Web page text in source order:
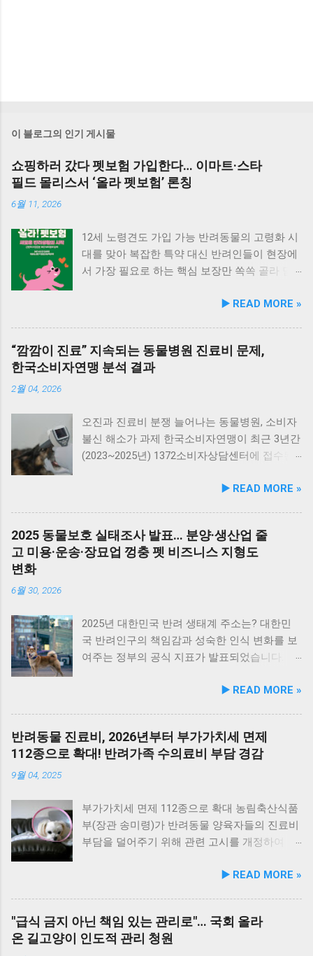
이 블로그의 인기 게시물
쇼핑하러 갔다 펫보험 가입한다… 이마트·스타
필드 몰리스서 ‘올라 펫보험’ 론칭
6월 11, 2026
12세 노령견도 가입 가능 반려동물의 고령화 시
대를 맞아 복잡한 특약 대신 반려인들이 현장에
서 가장 필요로 하는 핵심 보장만 쏙쏙 골라 담
DB손해보험과 공동으로 반려동물의 생애주기
된 ‘올라 펫보험’은 복잡하고 까다로운 특약 조
건들을 과감히 걷어내고, 일상적인 진료부터 장
책임까지 반려동물 생애 전반의 필수 보장만을
균형 있게 담아낸 것이 특징입니다. 본 상품은
전국 이마트 및 스타필드 내에 위치한 반려동물
상담 및 가입을 진행할 수 있습니다. ‘올라 펫보
다. 반려동물이 질병이나 상해로 인해 입원·통
원·수술 치료를 받을 경우, 횟수 제한 없이 사고
인 피부 질환이나 대사성 만성 질환, 혹은 장기
치료를 요하는 중증 질병에 걸리더라도 반려가
구의 병원비 부담을 획기적으로 낮출 수 있게 되
라… 최대 20세까지 안전하게 보장 보장 범위 역
기존 상품들과 달리, 영양 불균형이나 노화로 인
해 자주 발생하는 피부·구강 질환 등의 일상 질
환까지 보장 범위를 대폭 넓혔습니다. 또한, 반
려동물 고령화 추세에 맞춰 가입 문턱은 낮추고
보장 기간은 늘렸습니다. 가입 가능 연령을 만
▶️ READ MORE »
“깜깜이 진료” 지속되는 동물병원 진료비 문제,
한국소비자연맹 분석 결과
2월 04, 2026
오진과 진료비 분쟁 늘어나는 동물병원, 소비자
불신 해소가 과제 한국소비자연맹이 최근 3년간
(2023~2025년) 1372소비자상담센터에 접수된
과, 의료행위 관련 피해가 전체 53.8%, 진료비 관
되고 있음을 확인했습니다. 특히 진료비 사전
고지 부족과 설명 미흡 문제는 오히려 증가하는
건으로 다시 늘었는데, 이는 진료를 둘러싼 소비
자 불만이 여전히 해소되지 않았음을 의미합니
다. 소비자가 동물병원 방문 사유로는 예방접
등 검사가 높은 비중을 차지했으며, 골절이나 염
과 오진이 가장 많았으며, 오진 사례는 최근 다
시 증가하고 있습니다. 진료비 관련 피해는 과
지속적으로 증가해 동물병원 진료비 게시 제도
만으로는 소비자 보호에 한계가 있음을 보여줍
니다. 2025년 전국 3,950개소 동물병원을 대상
서 최고 11만원, 초진료는 1천원에서 6만1천원
비용도 혈액검사는 1만원에서 15만원, 영상검사
는 최대 32만5천원까지 편차가 컸습니다. 이는
▶️ READ MORE »
2025 동물보호 실태조사 발표… 분양·생산업 줄
고 미용·운송·장묘업 껑충 펫 비즈니스 지형도
변화
6월 30, 2026
2025년 대한민국 반려 생태계 주소는? 대한민
국 반려인구의 책임감과 성숙한 인식 변화를 보
여주는 정부의 공식 지표가 발표되었습니다. 농
「동물보호법」 제94조에 의거하여 매년 실시
했습니다. 이번 발표에서 가장 눈에 띄는 대목은
유기동물 구조 건수의 지속적인 감소와 반려동
더 성숙해지고 있음을 증명하는 영리한 지표들
이 대거 포착되었습니다. 유기동물 구조 2019년
이후 꾸준히 감소… 동물등록 누적 367.6만 마리
기동물(개·고양이·토끼·닭 등) 구조 건수는 총 9
준한 하향 곡선을 그리는 지표로, 무책임한 유기
가 점차 줄어들고 있음을 시사합니다. 구조된
▶️ READ MORE »
반려동물 진료비, 2026년부터 부가가치세 면제
112종으로 확대! 반려가족 수의료비 부담 경감
9월 04, 2025
부가가치세 면제 112종으로 확대 농림축산식품
부(장관 송미령)가 반려동물 양육자들의 진료비
부담을 덜어주기 위해 관련 고시를 개정하여 부
폭 확대했다고 밝혔습니다. 기존 102종에서
진료비 부가세 추가 면제 이번 고시 개정은 새
정부의 중요한 공약 사항이자 국정운영 5개년
▶️ READ MORE »
"급식 금지 아닌 책임 있는 관리로"… 국회 올라
온 길고양이 인도적 관리 청원